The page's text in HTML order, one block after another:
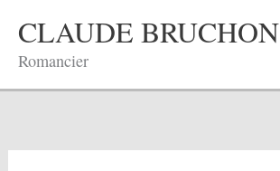
contenu
CLAUDE BRUCHON
Romancier